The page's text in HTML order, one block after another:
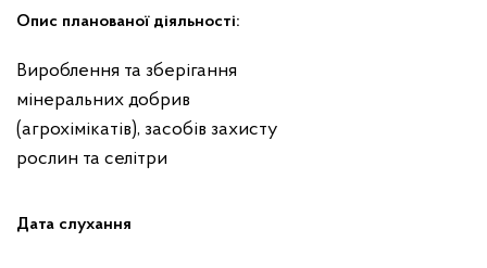
Опис планованої діяльності:
Вироблення та зберігання
мінеральних добрив
(агрохімікатів), засобів захисту
рослин та селітри
Дата слухання